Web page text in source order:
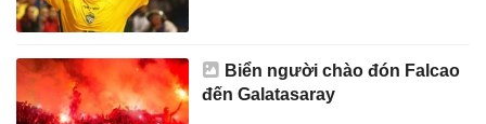
Biển người chào đón Falcao
đến Galatasaray